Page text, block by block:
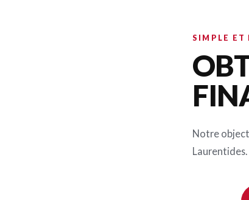
SIMPLE ET
Notre
Laurentides.